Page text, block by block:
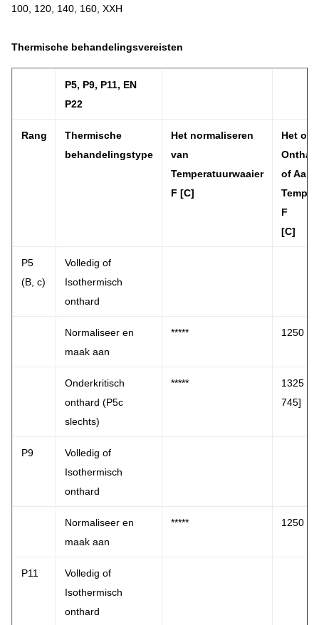
100, 120, 140, 160, XXH
Thermische behandelingsvereisten
P5, P9, P11, EN
P22
Rang
Thermische
behandelingstype
Het normaliseren
van
Temperatuurwaaier
F [C]
Het
of
F
[C]
P5
(B, c)
Volledig of
Isothermisch
onthard
Normaliseer en
maak aan
***** 1250
Onderkritisch
onthard (P5c
slechts)
*****
1325 -
745]
P9
Volledig of
Isothermisch
onthard
Normaliseer en
maak aan
***** 1250
P11
Volledig of
Isothermisch
onthard